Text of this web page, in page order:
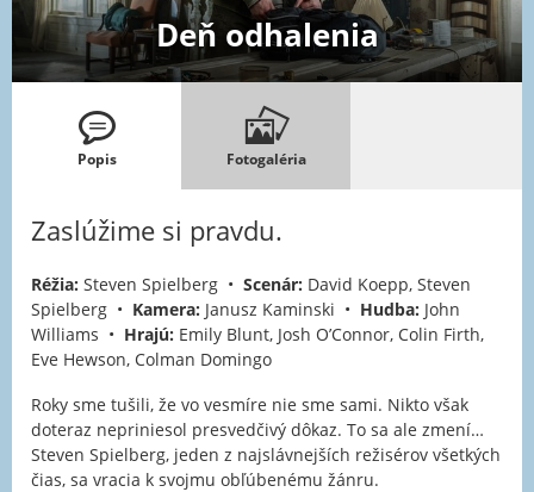
Deň odhalenia
Popis Fotogaléria
Zaslúžime si pravdu.
Réžia: Steven Spielberg • Scenár: David Koepp, Steven
Spielberg • Kamera: Janusz Kaminski • Hudba: John
Williams • Hrajú: Emily Blunt, Josh O’Connor, Colin Firth,
Eve Hewson, Colman Domingo
Roky sme tušili, že vo vesmíre nie sme sami. Nikto však
doteraz nepriniesol presvedčivý dôkaz. To sa ale zmení…
Steven Spielberg, jeden z najslávnejších režisérov všetkých
čias, sa vracia k svojmu obľúbenému žánru.